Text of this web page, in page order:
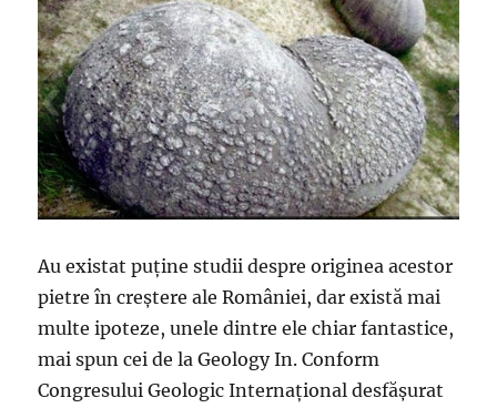
Au existat puţine studii despre originea acestor
pietre în creştere ale României, dar există mai
multe ipoteze, unele dintre ele chiar fantastice,
mai spun cei de la Geology In. Conform
Congresului Geologic Internaţional desfăşurat